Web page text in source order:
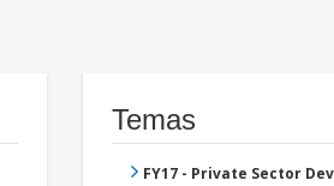
Temas
FY17 - Private Sector